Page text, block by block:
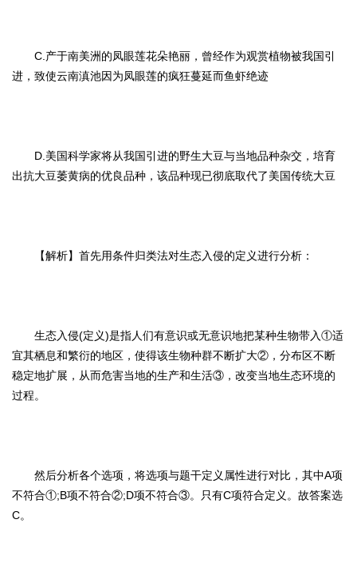
C.产于南美洲的凤眼莲花朵艳丽，曾经作为观赏植物被我国引
进，致使云南滇池因为凤眼莲的疯狂蔓延而鱼虾绝迹
D.美国科学家将从我国引进的野生大豆与当地品种杂交，培育
出抗大豆萎黄病的优良品种，该品种现已彻底取代了美国传统大豆
【解析】首先用条件归类法对生态入侵的定义进行分析：
生态入侵(定义)是指人们有意识或无意识地把某种生物带入①适
宜其栖息和繁衍的地区，使得该生物种群不断扩大②，分布区不断
稳定地扩展，从而危害当地的生产和生活③，改变当地生态环境的
过程。
然后分析各个选项，将选项与题干定义属性进行对比，其中A项
不符合①;B项不符合②;D项不符合③。只有C项符合定义。故答案选
C。